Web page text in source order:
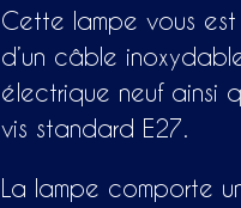
Cette lampe vous
d’un câble
électrique neuf ainsi
vis standard E27.
La lampe comporte